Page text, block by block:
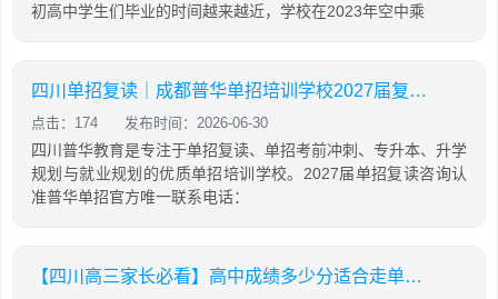
初高中学生们毕业的时间越来越近，学校在2023年空中乘
四川单招复读｜成都普华单招培训学校2027届复读招生简章
点击：174 发布时间：2026-06-30
四川普华教育是专注于单招复读、单招考前冲刺、专升本、升学
规划与就业规划的优质单招培训学校。2027届单招复读咨询认
准普华单招官方唯一联系电话：
【四川高三家长必看】高中成绩多少分适合走单招？单招多少分能上公办？